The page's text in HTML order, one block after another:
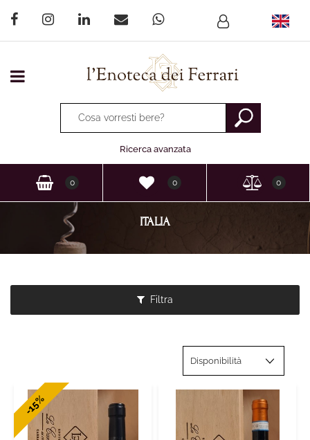
Open menu
Ricerca avanzata
0 0 0
ITALIA
Filtra
-15%